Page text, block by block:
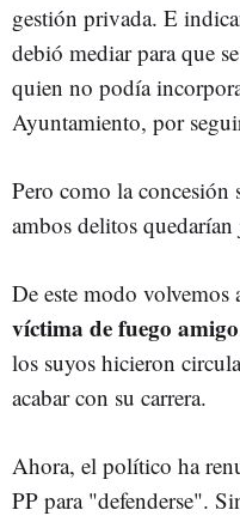
gestión privada. E
debió mediar para que
quien no podía
Ayuntamiento, por
Pero como la
ambos delitos
De este modo volvemos
víctima de fuego amigo
los suyos hicieron
acabar con su carrera.
Ahora, el político ha
PP para "defenderse".